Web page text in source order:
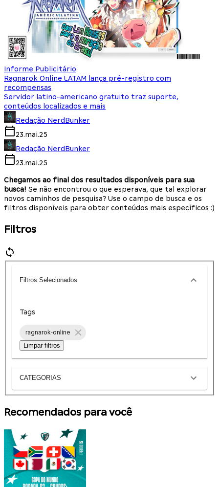
Informe Publicitário
Ragnarok Online LATAM lança pré-registro com
recompensas
Servidor latino-americano gratuito traz suporte,
conteúdos localizados e mais
Redação NerdBunker
23.mai.25
Redação NerdBunker
23.mai.25
Chegamos ao final dos resultados disponíveis para sua
busca! Se não encontrou o que esperava, que tal explorar
novos caminhos de pesquisa? Use o campo de busca e os
filtros disponíveis para obter conteúdos mais específicos :)
Filtros
Filtros Selecionados
Tags
ragnarok-online
Limpar filtros
CATEGORIAS
Recomendados para você